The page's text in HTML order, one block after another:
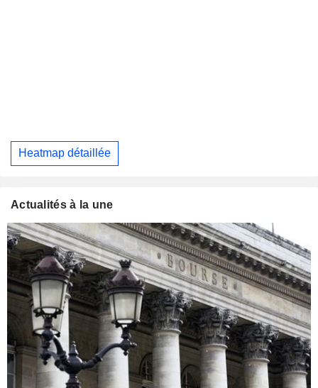
Heatmap détaillée
Actualités à la une